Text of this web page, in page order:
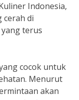
Indonesia,
cerah di
terus
cocok untuk
Menurut
akan